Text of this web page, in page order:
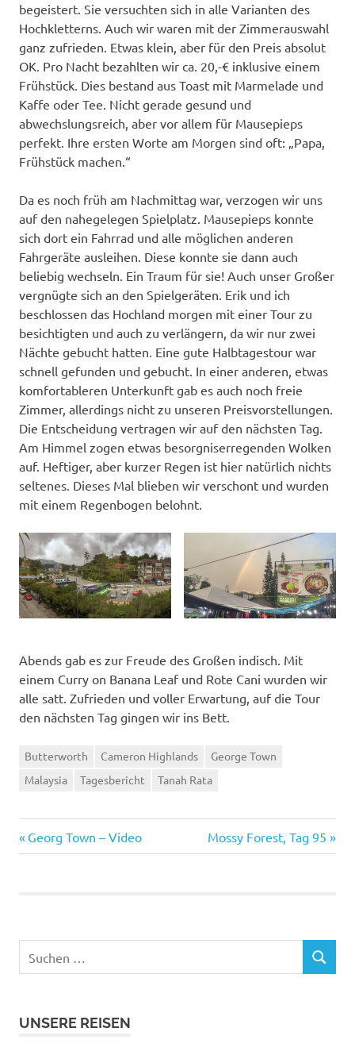
begeistert. Sie versuchten sich in alle Varianten des
Hochkletterns. Auch wir waren mit der Zimmerauswahl
ganz zufrieden. Etwas klein, aber für den Preis absolut
OK. Pro Nacht bezahlten wir ca. 20,-€ inklusive einem
Frühstück. Dies bestand aus Toast mit Marmelade und
Kaffe oder Tee. Nicht gerade gesund und
abwechslungsreich, aber vor allem für Mausepieps
perfekt. Ihre ersten Worte am Morgen sind oft: „Papa,
Frühstück machen.“
Da es noch früh am Nachmittag war, verzogen wir uns
auf den nahegelegen Spielplatz. Mausepieps konnte
sich dort ein Fahrrad und alle möglichen anderen
Fahrgeräte ausleihen. Diese konnte sie dann auch
beliebig wechseln. Ein Traum für sie! Auch unser Großer
vergnügte sich an den Spielgeräten. Erik und ich
beschlossen das Hochland morgen mit einer Tour zu
besichtigten und auch zu verlängern, da wir nur zwei
Nächte gebucht hatten. Eine gute Halbtagestour war
schnell gefunden und gebucht. In einer anderen, etwas
komfortableren Unterkunft gab es auch noch freie
Zimmer, allerdings nicht zu unseren Preisvorstellungen.
Die Entscheidung vertragen wir auf den nächsten Tag.
Am Himmel zogen etwas besorgniserregenden Wolken
auf. Heftiger, aber kurzer Regen ist hier natürlich nichts
seltenes. Dieses Mal blieben wir verschont und wurden
mit einem Regenbogen belohnt.
Abends gab es zur Freude des Großen indisch. Mit
einem Curry on Banana Leaf und Rote Cani wurden wir
alle satt. Zufrieden und voller Erwartung, auf die Tour
den nächsten Tag gingen wir ins Bett.
Butterworth Cameron Highlands
George Town
Malaysia
Tagesbericht Tanah Rata
Beitragsnavigation
Vorheriger
Beitrag:
Georg Town – Video
Nächster
Beitrag:
Mossy Forest, Tag 95
nach:
SUCHEN
UNSERE REISEN